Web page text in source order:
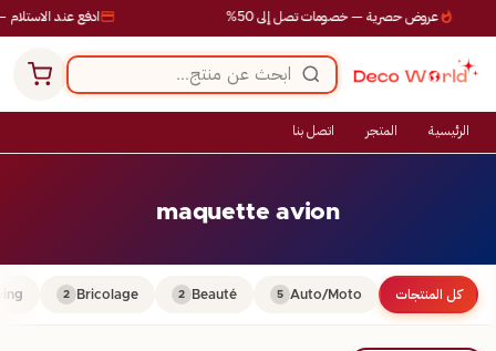
ادفع عند الاستلام عروض حصرية — خصومات تصل إلى 50%
الرئيسية المتجر اتصل بنا
maquette avion
كل المنتجات Auto/Moto
5
Beauté
2
Bricolage
2